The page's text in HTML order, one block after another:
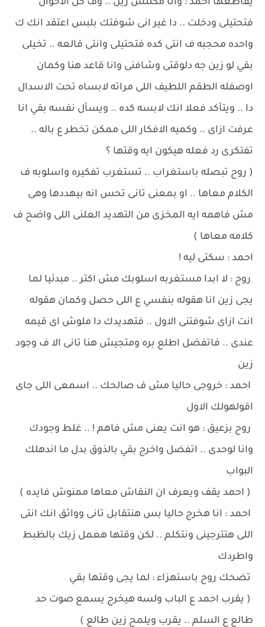
يقاطعها احمد : وانا مكنتش زين .. وف كل الاحوال
فتحتيلى ودخلت .. دا غير انى شوفتك بلبس اعتقد انك ك
واحده محجبه ف انتى كده فتحتيلى وانتى قالعه .. تخيلى
بقي لو زين جه دلوقتى وشافنى وانا قاعد هنا وكمان
اوصفله الطقم اللطيف اللى مراته لابساه تحت الاسدال
دا .. ويتأكد فعلا انك لابسه كده .. ويسأل نفسه بقي انا
عرفت ازاى .. وكميه الافكار اللى ممكن تخطر ع باله ..
تفتكرى رد فعله هيكون ايه وقتها ؟
( روح تبصله باستغراب .. تستغرب تفكيره واسلوبه ف
الكلام معاها .. او بمعنى تانى تحس انه بيهددها وهى
مش فاهمه ايه المخزى من التهديد العلنى اللى واضح ف
كلامه معاها )
احمد : سكتى ليه !
روح : لا ابدا مستغربه اسلوبك مش اكتر .. مبدئيا لما
يجى زين انا هقوله بنفسي ع اللى حصل وكمان هقوله
انت ازاى شوفتنى الاول .. فتهديدك دا ملوش اى قيمه
عندى .. فاتفضل اطلع بره ومتجيش هنا تانى الا ف وجود
زين
احمد : خروجى حاليا مش ف صالحك .. اسمعى اللى جاى
اقولهولك الاول
روح بزعيق : هو انت يعنى مش فاهم ! .. غلط وجودك
وانا لوحدى .. اتفضل واخرج بقي بالذوق بدل ما اندهلك
البواب
( احمد يقف ويعرف ان النقاش معاها ممنوش فايده )
احمد : انا هخرج حاليا بس هنتقابل تانى وواثق انك انتى
اللى هتترجينى ونتكلم .. لكن وقتها هعمل زيك بالظبط
واطردك
تضحك روح باستهزاء : لما يجى وقتها بقي
( يقرب احمد ع الباب ولسه هيخرج يسمع صوت حد
طالع ع السلم .. يقرب ويلمح زين طالع )